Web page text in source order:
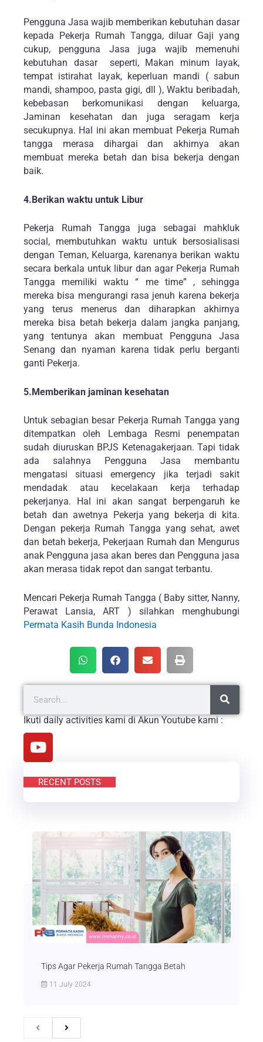
a
r
h
S
a
r
Ikuti daily activities kami di Akun Youtube kami :
Y
o
t
e
RECENT POSTS
Tips Agar Pekerja Rumah Tangga Betah
11 July 2024
Pengguna Jasa wajib memberikan kebutuhan dasar
kepada Pekerja Rumah Tangga, diluar Gaji yang
cukup, pengguna Jasa juga wajib memenuhi
kebutuhan dasar seperti, Makan minum layak,
tempat istirahat layak, keperluan mandi ( sabun
mandi, shampoo, pasta gigi, dll ), Waktu beribadah,
kebebasan berkomunikasi dengan keluarga,
Jaminan kesehatan dan juga seragam kerja
secukupnya. Hal ini akan membuat Pekerja Rumah
tangga merasa dihargai dan akhirnya akan
membuat mereka betah dan bisa bekerja dengan
baik.
4.Berikan waktu untuk Libur
Pekerja Rumah Tangga juga sebagai mahkluk
social, membutuhkan waktu untuk bersosialisasi
dengan Teman, Keluarga, karenanya berikan waktu
secara berkala untuk libur dan agar Pekerja Rumah
Tangga memiliki waktu “ me time” , sehingga
mereka bisa mengurangi rasa jenuh karena bekerja
yang terus menerus dan diharapkan akhirnya
mereka bisa betah bekerja dalam jangka panjang,
yang tentunya akan membuat Pengguna Jasa
Senang dan nyaman karena tidak perlu berganti
ganti Pekerja.
5.Memberikan jaminan kesehatan
Untuk sebagian besar Pekerja Rumah Tangga yang
ditempatkan oleh Lembaga Resmi penempatan
sudah diuruskan BPJS Ketenagakerjaan. Tapi tidak
ada salahnya Pengguna Jasa membantu
mengatasi situasi emergency jika terjadi sakit
mendadak atau kecelakaan kerja terhadap
pekerjanya. Hal ini akan sangat berpengaruh ke
betah dan awetnya Pekerja yang bekerja di kita.
Dengan pekerja Rumah Tangga yang sehat, awet
dan betah bekerja, Pekerjaan Rumah dan Mengurus
anak Pengguna jasa akan beres dan Pengguna jasa
akan merasa tidak repot dan sangat terbantu.
Mencari Pekerja Rumah Tangga ( Baby sitter, Nanny,
Perawat Lansia, ART ) silahkan menghubungi
Permata Kasih Bunda Indonesia